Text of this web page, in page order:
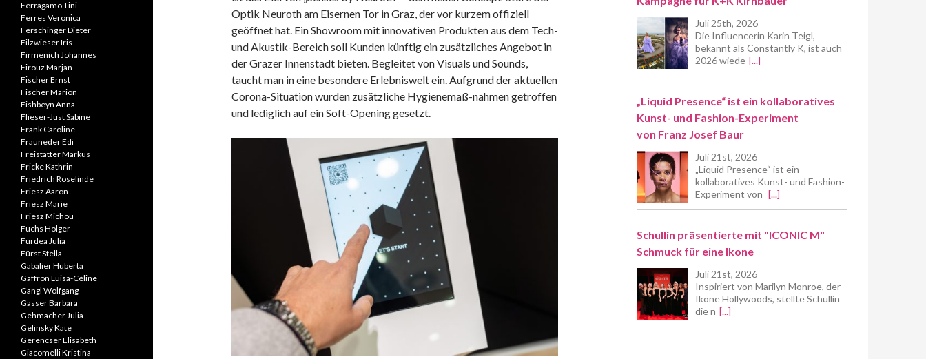
Optik Neuroth am Eisernen Tor in Graz, der vor kurzem offiziell
geöffnet hat. Ein Showroom mit innovativen Produkten aus dem Tech-
und Akustik-Bereich soll Kunden künftig ein zusätzliches Angebot in
der Grazer Innenstadt bieten. Begleitet von Visuals und Sounds,
taucht man in eine besondere Erlebniswelt ein. Aufgrund der aktuellen
Corona-Situation wurden zusätzliche Hygienemaß-nahmen getroffen
und lediglich auf ein Soft-Opening gesetzt.
Juli 25th, 2026
Die Influencerin Karin Teigl,
bekannt als Constantly K, ist auch
2026 wiede [...]
„Liquid Presence“ ist ein kollaboratives
Kunst- und Fashion-Experiment
von Franz Josef Baur
Juli 21st, 2026
„Liquid Presence“ ist ein
kollaboratives Kunst- und Fashion-
Experiment von [...]
Schullin präsentierte mit "ICONIC M"
Schmuck für eine Ikone
Juli 21st, 2026
Inspiriert von Marilyn Monroe, der
Ikone Hollywoods, stellte Schullin
die n [...]
Ferragamo Tini
Ferres Veronica
Ferschinger Dieter
Filzwieser Iris
Firmenich Johannes
Firouz Marjan
Fischer Ernst
Fischer Marion
Fishbeyn Anna
Flieser-Just Sabine
Frank Caroline
Frauneder Edi
Freistätter Markus
Fricke Kathrin
Friedrich Roselinde
Friesz Aaron
Friesz Marie
Friesz Michou
Fuchs Holger
Furdea Julia
Fürst Stella
Gabalier Huberta
Gaffron Luisa-Céline
Gangl Wolfgang
Gasser Barbara
Gehmacher Julia
Gelinsky Kate
Gerencser Elisabeth
Giacomelli Kristina